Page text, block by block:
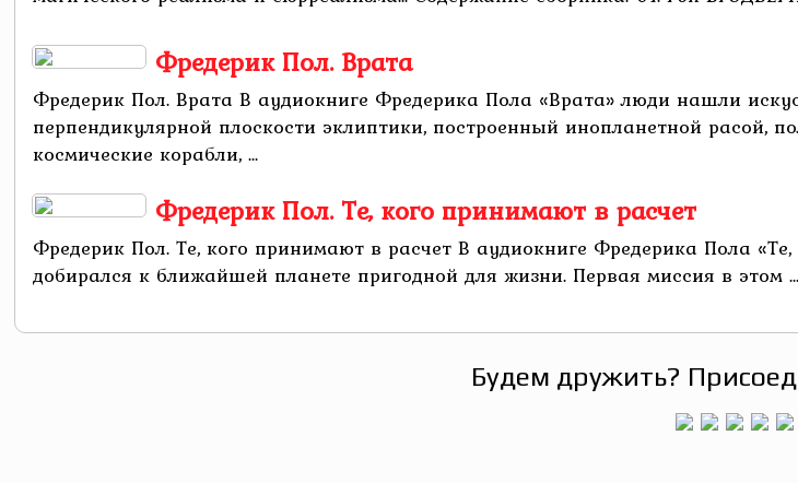
Фредерик Пол. Врата
Фредерик Пол. Врата В аудиокниге Фредерика Пола «Врата» люди нашли
перпендикулярной плоскости эклиптики, построенный инопланетной расой,
космические корабли, ...
Фредерик Пол. Те, кого принимают в расчет
Фредерик Пол. Те, кого принимают в расчет В аудиокниге Фредерика Пола
добирался к ближайшей планете пригодной для жизни. Первая миссия в этом ...
Будем дружить?